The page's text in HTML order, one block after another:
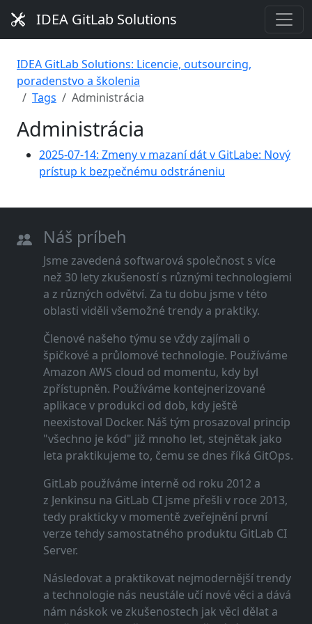
IDEA GitLab Solutions
IDEA GitLab Solutions: Licencie, outsourcing,
poradenstvo a školenia
Tags
Administrácia
Administrácia
2025-07-14: Zmeny v mazaní dát v GitLabe: Nový
prístup k bezpečnému odstráneniu
Náš príbeh
Jsme zavedená softwarová společnost s více
než 30 lety zkušeností s různými technologiemi
a z různých odvětví. Za tu dobu jsme v této
oblasti viděli všemožné trendy a praktiky.
Členové našeho týmu se vždy zajímali o
špičkové a průlomové technologie. Používáme
Amazon AWS cloud od momentu, kdy byl
zpřístupněn. Používáme kontejnerizované
aplikace v produkci od dob, kdy ještě
neexistoval Docker. Náš tým prosazoval princip
"všechno je kód" již mnoho let, stejnětak jako
leta praktikujeme to, čemu se dnes říká GitOps.
GitLab používáme interně od roku 2012 a
z Jenkinsu na GitLab CI jsme přešli v roce 2013,
tedy prakticky v momentě zveřejnění první
verze tehdy samostatného produktu GitLab CI
Server.
Následovat a praktikovat nejmodernější trendy
a technologie nás neustále učí nové věci a dává
nám náskok ve zkušenostech jak věci dělat a